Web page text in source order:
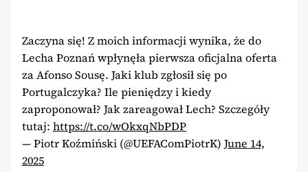
Zaczyna się! Z moich informacji wynika, że do
Lecha Poznań wpłynęła pierwsza oficjalna oferta
za Afonso Sousę. Jaki klub zgłosił się po
Portugalczyka? Ile pieniędzy i kiedy
zaproponował? Jak zareagował Lech? Szczegóły
tutaj: https://t.co/wOkxqNbPDP
— Piotr Koźmiński (@UEFAComPiotrK) June 14,
2025